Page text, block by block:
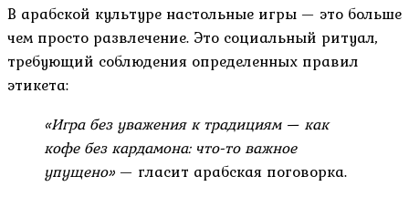
В арабской культуре настольные игры — это больше
чем просто развлечение. Это социальный ритуал,
требующий соблюдения определенных правил
этикета:
«Игра без уважения к традициям — как
кофе без кардамона: что-то важное
упущено» — гласит арабская поговорка.